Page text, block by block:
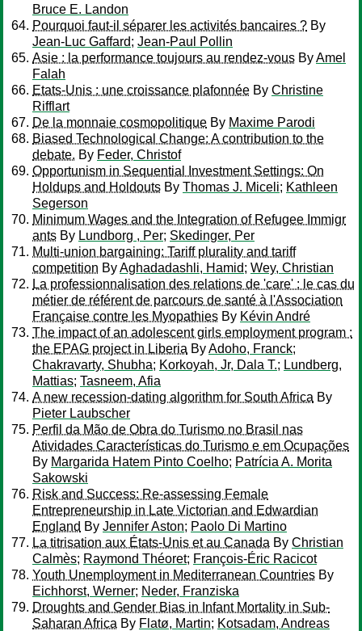
Bruce E. Landon
Pourquoi faut-il séparer les activités bancaires ? By
Jean-Luc Gaffard; Jean-Paul Pollin
Asie : la performance toujours au rendez-vous ByAmel
Falah
Etats-Unis : une croissance plafonnée By Christine
Rifflart
De la monnaie cosmopolitique By Maxime Parodi
Biased Technological Change: A contribution to the
debate. By Feder, Christof
Opportunism in Sequential Investment Settings: On
Holdups and Holdouts By Thomas J. Miceli; Kathleen
Segerson
Minimum Wages and the Integration of Refugee Immigr
ants By Lundborg , Per; Skedinger, Per
Multi-union bargaining: Tariff plurality and tariff
competition ByAghadadashli, Hamid; Wey, Christian
La professionnalisation des relations de 'care' : le cas du
métier de référent de parcours de santé à l'Association
Française contre les Myopathies By Kévin André
The impact of an adolescent girls employment program :
the EPAG project in Liberia ByAdoho, Franck;
Chakravarty, Shubha; Korkoyah, Jr, Dala T.; Lundberg,
Mattias; Tasneem, Afia
A new recession-dating algorithm for South Africa By
Pieter Laubscher
Perfil da Mão de Obra do Turismo no Brasil nas
Atividades Características do Turismo e em Ocupações
By Margarida Hatem Pinto Coelho; Patrícia A. Morita
Sakowski
Risk and Success: Re-assessing Female
Entrepreneurship in Late Victorian and Edwardian
England By Jennifer Aston; Paolo Di Martino
La titrisation aux États-Unis et au Canada By Christian
Calmès; Raymond Théoret; François-Éric Racicot
Youth Unemployment in Mediterranean Countries By
Eichhorst, Werner; Neder, Franziska
Droughts and Gender Bias in Infant Mortality in Sub-
Saharan Africa By Flatø, Martin; Kotsadam, Andreas